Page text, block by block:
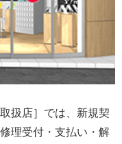
扱店］では、新規契
理受付・支払い・解